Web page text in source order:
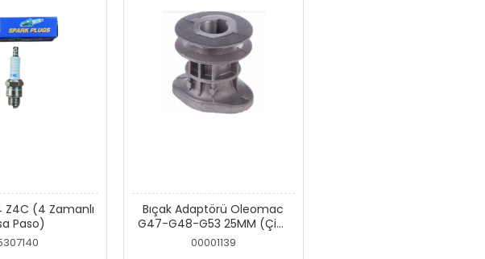
Z4C (4 Zamanlı
Paso)
Bıçak Adaptörü Oleomac
G47-G48-G53 25MM (Çim
Biçme Makinası)
00001139